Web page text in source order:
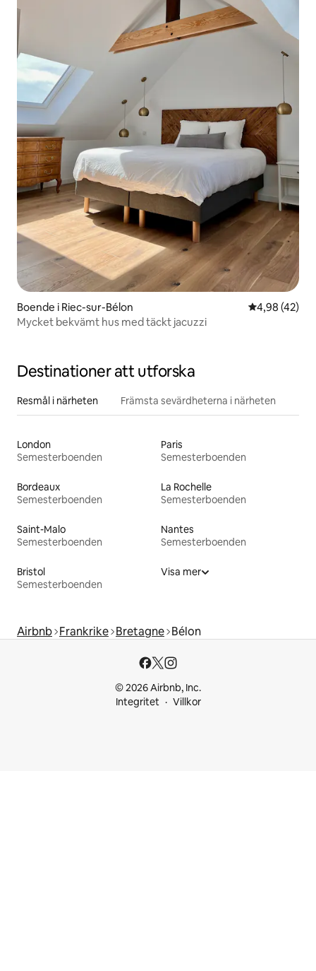
Boende i Riec-sur-Bélon 4,98 av 5 i
4,98 (42)
Mycket bekvämt hus med täckt jacuzzi
Destinationer att utforska
Resmål i närheten Främsta sevärdheterna i närheten
London
Semesterboenden
Paris
Semesterboenden
Bordeaux
Semesterboenden
La Rochelle
Semesterboenden
Saint-Malo
Semesterboenden
Nantes
Semesterboenden
Bristol
Semesterboenden
Visa mer
Airbnb Frankrike Bretagne Bélon
© 2026 Airbnb, Inc.
Integritet
Villkor